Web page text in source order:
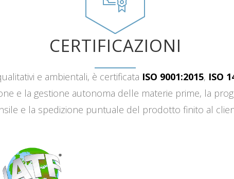
CERTIFICAZIONI
e ambientali, è certificata ISO 9001:2015, ISO
e la gestione autonoma delle materie prime, la
e la spedizione puntuale del prodotto finito al